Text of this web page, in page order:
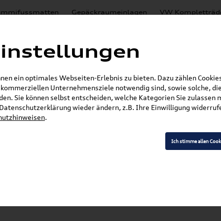
Gepäckraumeinlagen VW
Lackierungen
E-Mail
für Fahrzeuge mit Basis-Ladeboden
/
Fahrzeuge mit
ein optimales Webseiten-Erlebnis zu bieten. Dazu zählen
Unternehmensziele notwendig sind, sowie solche,
Sie können selbst entscheiden, welche Kategorien Sie zulassen
wieder ändern, z.B. Ihre Einwilligung
.
Ich stimme allen